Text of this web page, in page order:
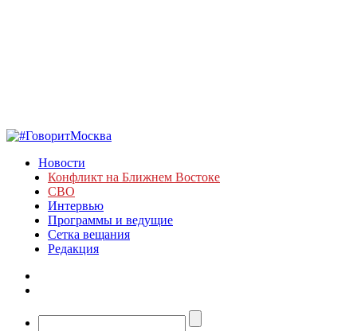
Новости
Конфликт на Ближнем Востоке
СВО
Интервью
Программы и ведущие
Сетка вещания
Редакция